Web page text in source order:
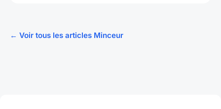
← Voir tous les articles Minceur